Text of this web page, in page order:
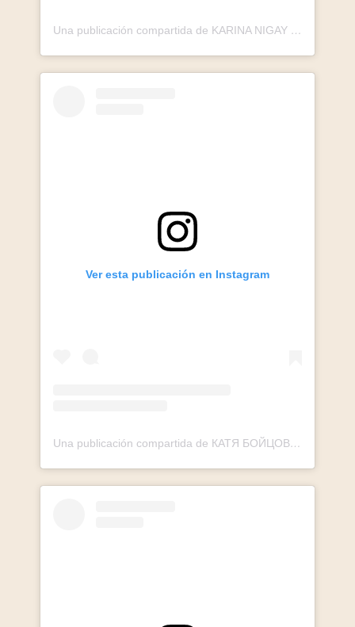
Una publicación compartida de KARINA NIGAY (@karina_nigay)
Ver esta publicación en Instagram
Una publicación compartida de КАТЯ БОЙЦОВА 🧨 ПРОДВИЖЕНИЕ И МОНЕТИЗАЦИЯ REELS (@kate.boyechik)